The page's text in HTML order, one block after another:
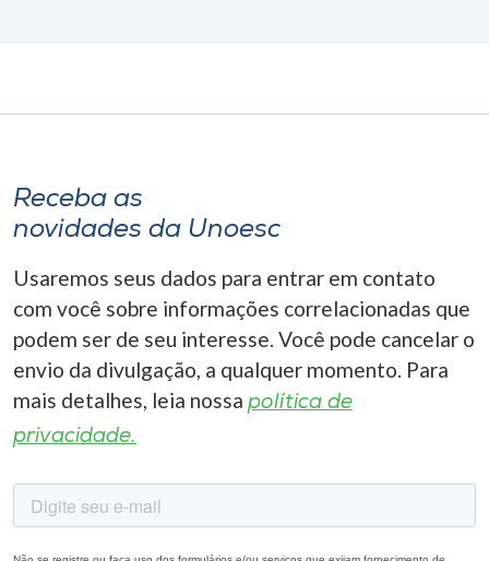
Receba as
novidades da Unoesc
Usaremos seus dados para entrar em contato
com você sobre informações correlacionadas que
podem ser de seu interesse. Você pode cancelar o
envio da divulgação, a qualquer momento. Para
mais detalhes, leia nossa política de
privacidade.